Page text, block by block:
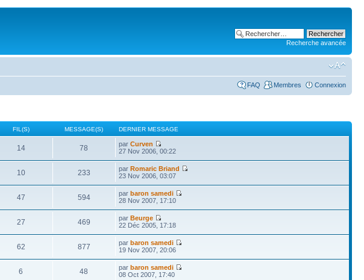
Recherche avancée
FAQ Membres Connexion
FIL(S) MESSAGE(S) DERNIER MESSAGE
14 78 parCurven
27 Nov 2006, 00:22
10 233 parRomaric Briand
23 Nov 2006, 03:07
47 594 parbaron samedi
28 Nov 2007, 17:10
27 469 parBeurge
22 Déc 2005, 17:18
62 877 parbaron samedi
19 Nov 2007, 20:06
6 48 parbaron samedi
08 Oct 2007, 17:40